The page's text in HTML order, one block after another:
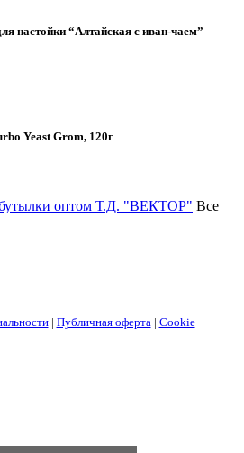
настойки “Алтайская с иван-чаем”
Yeast Grom, 120г
оптом Т.Д. "ВЕКТОР" Все
| Публичная оферта | Cookie